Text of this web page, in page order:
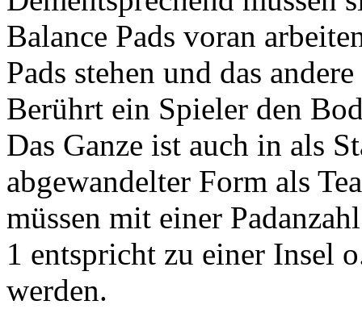
Balance Pads voran
Pads stehen und das
Berührt ein Spieler den
Das Ganze ist auch in als
abgewandelter Form als
müssen mit einer
1 entspricht zu einer Insel
werden.